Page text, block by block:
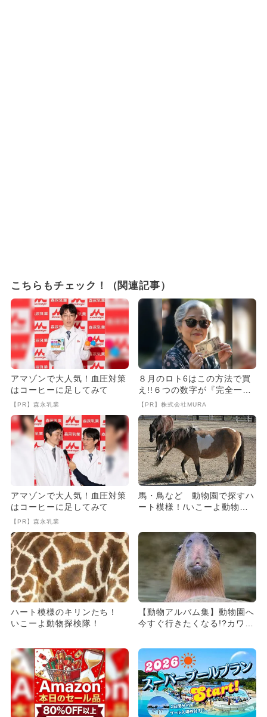
こちらもチェック！（関連記事）
アマゾンで大人気！血圧対策
はコーヒーに足してみて
【PR】森永乳業
８月のロト6はこの方法で買
え!!６つの数字が『完全一
致』する方法
【PR】株式会社MURA
アマゾンで大人気！血圧対策
はコーヒーに足してみて
【PR】森永乳業
馬・鳥など 動物園で探すハ
ート模様！/いこーよ動物探
ハート模様のキリンたち！
いこーよ動物探検隊！
【動物アルバム集】動物園へ
今すぐ行きたくなる!?カワイ